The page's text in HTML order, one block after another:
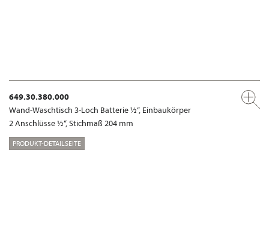
649.30.380.000
Wand-Waschtisch 3-Loch Batterie ½“, Einbaukörper
2 Anschlüsse ½“, Stichmaß 204 mm
PRODUKT-DETAILSEITE